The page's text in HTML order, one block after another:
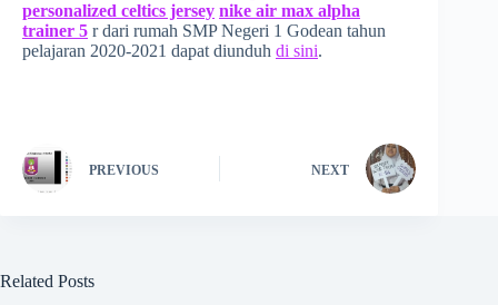
personalized celtics jersey nike air max alpha
trainer 5 r dari rumah SMP Negeri 1 Godean tahun
pelajaran 2020-2021 dapat diunduh di sini.
PREVIOUS NEXT
Related Posts